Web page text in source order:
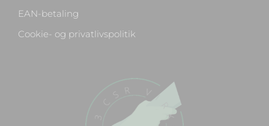
EAN-betaling
Cookie- og privatlivspolitik
🏋️
Hej! Hvad kan jeg hjælpe med?